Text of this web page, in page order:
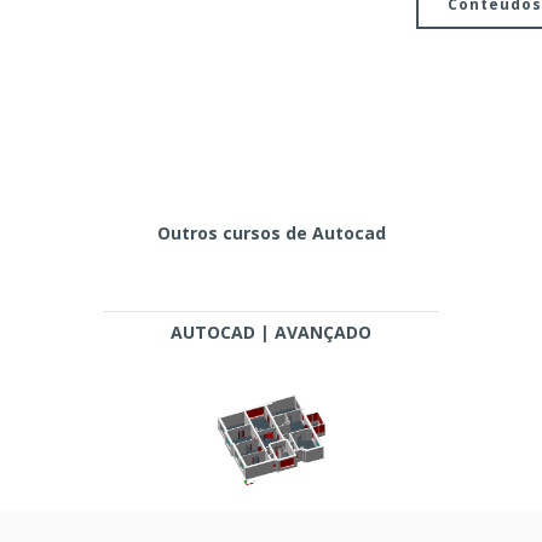
Outros cursos de Autocad
AUTOCAD | AVANÇADO